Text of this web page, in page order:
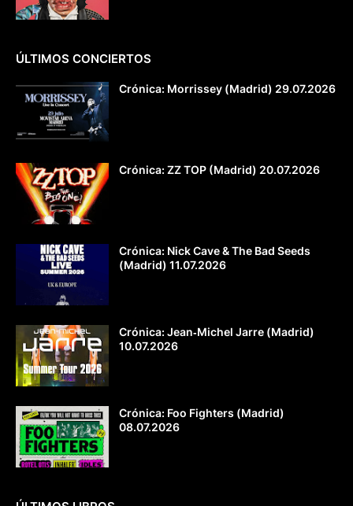
ÚLTIMOS CONCIERTOS
Crónica: Morrissey (Madrid) 29.07.2026
Crónica: ZZ TOP (Madrid) 20.07.2026
Crónica: Nick Cave & The Bad Seeds
(Madrid) 11.07.2026
Crónica: Jean‐Michel Jarre (Madrid)
10.07.2026
Crónica: Foo Fighters (Madrid)
08.07.2026